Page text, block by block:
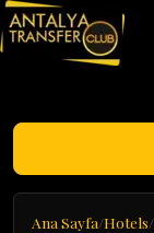
Ana Sayfa Hotels